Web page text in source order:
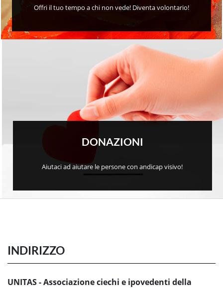
Offri il tuo tempo a chi non vede! Diventa volontario!
DONAZIONI
Aiutaci ad aiutare le persone con andicap visivo!
INDIRIZZO
UNITAS - Associazione ciechi e ipovedenti della